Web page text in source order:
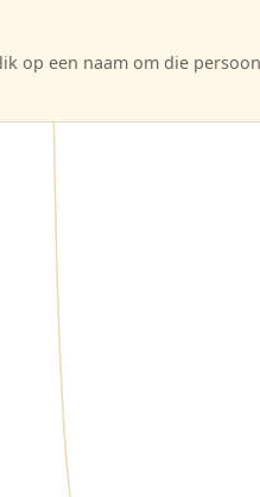
op een naam om die